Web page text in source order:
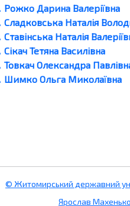
Рожко Дарина Валеріївна
Сладковська Наталія
Ставінська Наталія
Сікач Тетяна Василівна
Товкач Олександра
Шимко Ольга Миколаївна
© Житомирський державний
Ярослав Махенько